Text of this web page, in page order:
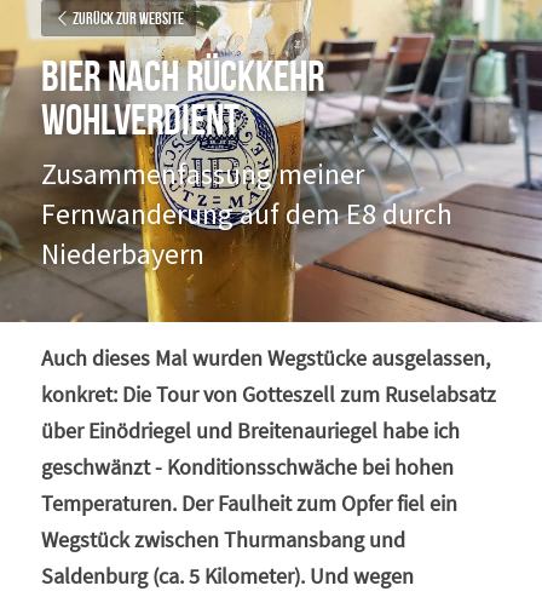
Zurück zur Website
Bier nach Rückkehr
wohlverdient
Zusammenfassung meiner
Fernwanderung auf dem E8 durch
Niederbayern
Auch dieses Mal wurden Wegstücke ausgelassen,
konkret: Die Tour von Gotteszell zum Ruselabsatz
über Einödriegel und Breitenauriegel habe ich
geschwänzt - Konditionsschwäche bei hohen
Temperaturen. Der Faulheit zum Opfer fiel ein
Wegstück zwischen Thurmansbang und
Saldenburg (ca. 5 Kilometer). Und wegen